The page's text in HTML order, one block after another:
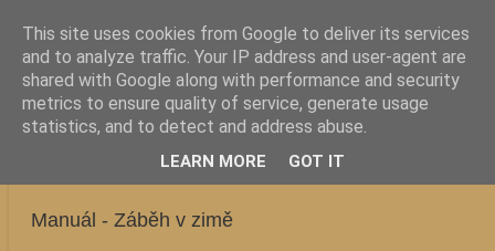
ByPSův blog nejen o
STRÁNKY
▼
Manuál - Záběh v zimě
This site uses cookies from Google to deliver its services
and to analyze traffic. Your IP address and user-agent are
shared with Google along with performance and security
metrics to ensure quality of service, generate usage
statistics, and to detect and address abuse.
LEARN MORE GOT IT